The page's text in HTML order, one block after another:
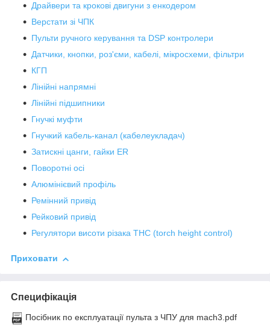
Драйвери та крокові двигуни з енкодером
Верстати зі ЧПК
Пульти ручного керування та DSP контролери
Датчики, кнопки, роз'єми, кабелі, мікросхеми, фільтри
КГП
Лінійні напрямні
Лінійні підшипники
Гнучкі муфти
Гнучкий кабель-канал (кабелеукладач)
Затискні цанги, гайки ER
Поворотні осі
Алюмінієвий профіль
Ремінний привід
Рейковий привід
Регулятори висоти різака THC (torch height control)
Приховати
Специфікація
Посібник по експлуатації пульта з ЧПУ для mach3.pdf